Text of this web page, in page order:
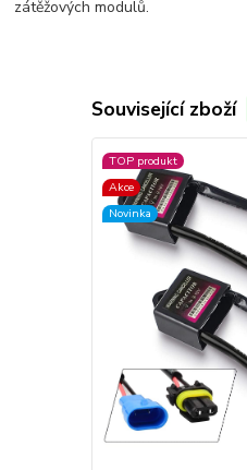
zátěžových modulů.
Související zboží
TOP produkt
Akce
Novinka